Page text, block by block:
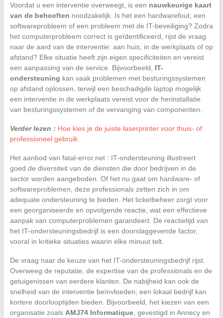
Voordat u een interventie overweegt, is een nauwkeurige kaart
van de behoeften noodzakelijk. Is het een hardwarefout, een
softwareprobleem of een probleem met de IT-beveiliging? Zodra
het computerprobleem correct is geïdentificeerd, rijst de vraag
naar de aard van de interventie: aan huis, in de werkplaats of op
afstand? Elke situatie heeft zijn eigen specificiteiten en vereist
een aanpassing van de service. Bijvoorbeeld, IT-
ondersteuning kan vaak problemen met besturingssystemen
op afstand oplossen, terwijl een beschadigde laptop mogelijk
een interventie in de werkplaats vereist voor de herinstallatie
van besturingssystemen of de vervanging van componenten.
Verder lezen : Hoe kies je de juiste laserprinter voor thuis- of
professioneel gebruik
Het aanbod van fatal-error.net : IT-ondersteuning illustreert
goed de diversiteit van de diensten die door bedrijven in de
sector worden aangeboden. Of het nu gaat om hardware- of
softwareproblemen, deze professionals zetten zich in om
adequate ondersteuning te bieden. Het ticketbeheer zorgt voor
een georganiseerde en opvolgende reactie, wat een effectieve
aanpak van computerproblemen garandeert. De reactietijd van
het IT-ondersteuningsbedrijf is een doorslaggevende factor,
vooral in kritieke situaties waarin elke minuut telt.
De vraag naar de keuze van het IT-ondersteuningsbedrijf rijst.
Overweeg de reputatie, de expertise van de professionals en de
getuigenissen van eerdere klanten. De nabijheid kan ook de
snelheid van de interventie beïnvloeden; een lokaal bedrijf kan
kortere doorlooptijden bieden. Bijvoorbeeld, het kiezen van een
organisatie zoals AMJ74 Informatique, gevestigd in Annecy en